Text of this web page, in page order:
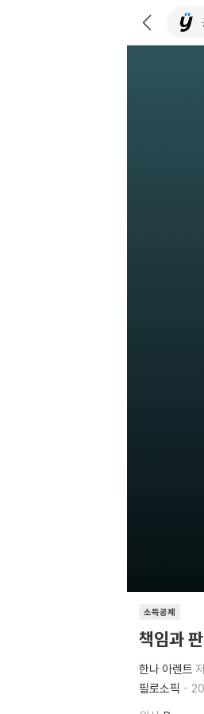
소득공제
책임과
한나 아렌트 저
필로소픽